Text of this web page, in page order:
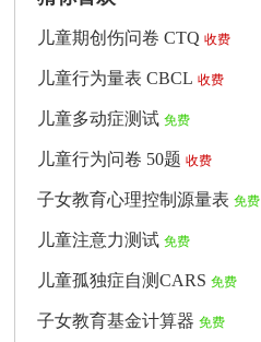
儿童期创伤问卷 CTQ 收费
儿童行为量表 CBCL 收费
儿童多动症测试 免费
儿童行为问卷 50题 收费
子女教育心理控制源量表 免费
儿童注意力测试 免费
儿童孤独症自测CARS 免费
子女教育基金计算器 免费